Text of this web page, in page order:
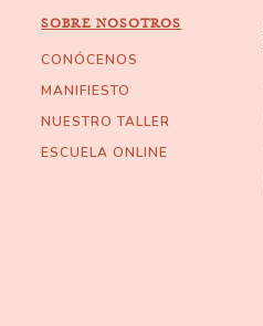
SOBRE NOSOTROS
CONÓCENOS
MANIFIESTO
NUESTRO TALLER
ESCUELA ONLINE